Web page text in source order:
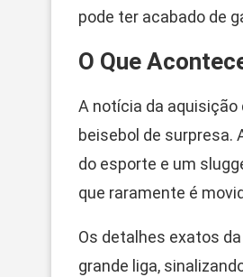
pode ter acabado de
O Que
A notícia da aquisição
beisebol de surpresa.
do esporte e um
que raramente é
Os detalhes exatos
grande liga,